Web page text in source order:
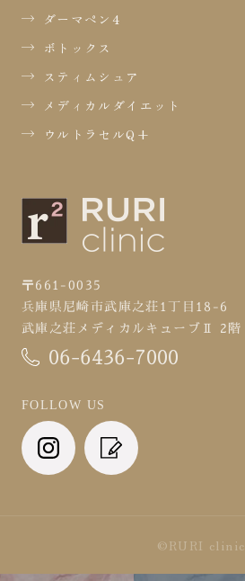
ダーマペン4
ボトックス
スティムシュア
メディカルダイエット
ウルトラセルQ+
〒661-0035
兵庫県尼崎市武庫之荘1丁目18-6
武庫之荘メディカルキューブⅡ 2階
06-6436-7000
FOLLOW US
©RURI clinic